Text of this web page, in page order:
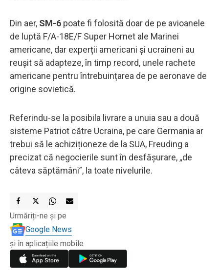
Din aer, SM-6 poate fi folosită doar de pe avioanele
de luptă F/A-18E/F Super Hornet ale Marinei
americane, dar experții americani și ucraineni au
reușit să adapteze, în timp record, unele rachete
americane pentru întrebuințarea de pe aeronave de
origine sovietică.
Referindu-se la posibila livrare a unuia sau a două
sisteme Patriot către Ucraina, pe care Germania ar
trebui să le achiziționeze de la SUA, Freuding a
precizat că negocierile sunt în desfășurare, „de
câteva săptămâni”, la toate nivelurile.
Urmăriți-ne și pe
Google News
și în aplicațiile mobile